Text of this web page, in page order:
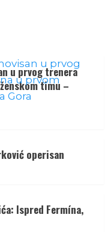
u prvog trenera
timu –
operisan
Ispred Fermína,